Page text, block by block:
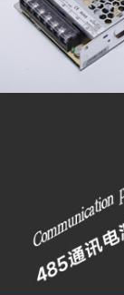
查看更多